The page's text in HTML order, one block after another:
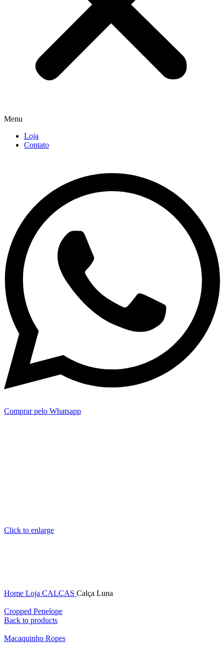
Menu
Loja
Contato
Comprar pelo Whatsapp
Click to enlarge
Home Loja CALÇAS Calça Luna
Cropped Penelope
Back to products
Macaquinho Ropes